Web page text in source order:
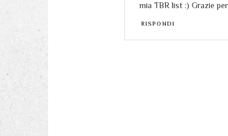
mia TBR list :) Grazie
RISPONDI